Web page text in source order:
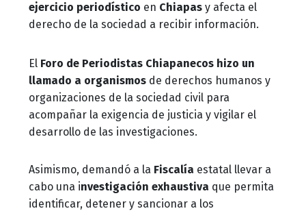
ejercicio periodístico en Chiapas y afecta el
derecho de la sociedad a recibir información.
El Foro de Periodistas Chiapanecos hizo un
llamado a organismos de derechos humanos y
organizaciones de la sociedad civil para
acompañar la exigencia de justicia y vigilar el
desarrollo de las investigaciones.
Asimismo, demandó a la Fiscalía estatal llevar a
cabo una investigación exhaustiva que permita
identificar, detener y sancionar a los